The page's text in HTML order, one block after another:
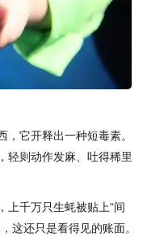
它开释出一种短毒素。
轻则动作发麻、吐得稀里
上千万只生蚝被贴上“间
这还只是看得见的账面。